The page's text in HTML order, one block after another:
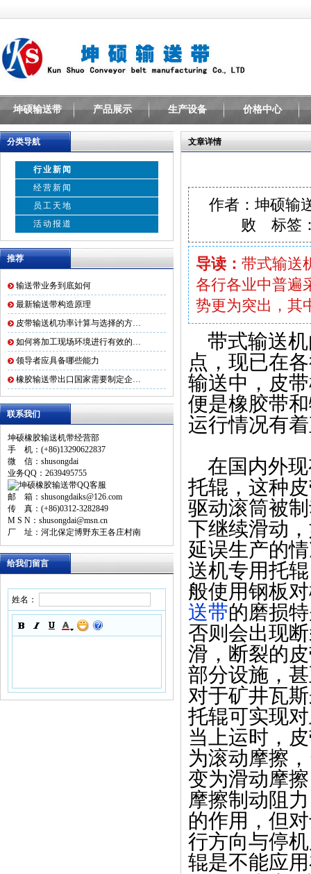
坤硕输送带 产品展示 生产设备 价格中心
分类导航
行业新闻
经营新闻
员工天地
活动报道
推荐
输送带业务到底如何
最新输送带构造原理
皮带输送机功率计算与选择的方…
如何将加工现场环境进行有效的…
领导者应具备哪些能力
橡胶输送带出口国家需要制定企…
联系我们
坤硕橡胶输送机带经营部
手 机：(+86)13290622837
微 信：shusongdai
业务QQ：2639495755
邮 箱：shusongdaiks@126.com
传 真：(+86)0312-3282849
M S N：shusongdai@msn.cn
厂 址：河北保定博野东王各庄村南
给我们留言
姓名：
文章详情
作者：坤硕
败 标签
导读： 带式输送
各行各业中普遍
势更为突出，其
带式输送机
点，现已在
输送中，皮
便是橡胶带
运行情况有
在国内外现
托辊，这种
驱动滚筒被
下继续滑动
延误生产的
送机专用托
般使用钢板
送带的磨损
否则会出现
滑，断裂的
部分设施，
对于矿井瓦
托辊可实现
当上运时，
为滚动摩擦
变为滑动摩
摩擦制动阻
的作用，但
行方向与停
辊是不能应